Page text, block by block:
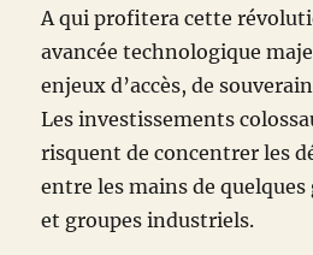
A qui profitera cette
avancée technologique
enjeux d’accès, de
Les investissements
risquent de concentrer les
entre les mains de quelques
et groupes industriels.